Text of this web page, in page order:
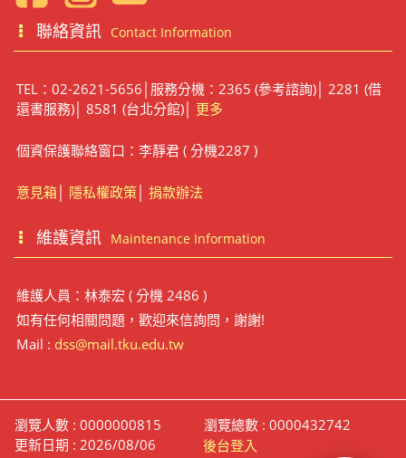
聯絡資訊 Contact Information
TEL：02-2621-5656│服務分機：2365 (參考諮詢)│ 2281 (借
還書服務)│ 8581 (台北分館)│ 更多
個資保護聯絡窗口：李靜君 ( 分機2287 )
意見箱│ 隱私權政策│ 捐款辦法
維護資訊 Maintenance Information
維護人員：林泰宏 ( 分機 2486 )
如有任何相關問題，歡迎來信詢問，謝謝!
Mail : dss@mail.tku.edu.tw
瀏覽人數 : 0000000815
瀏覽總數 : 0000432742
更新日期 : 2026/08/06
後台登入